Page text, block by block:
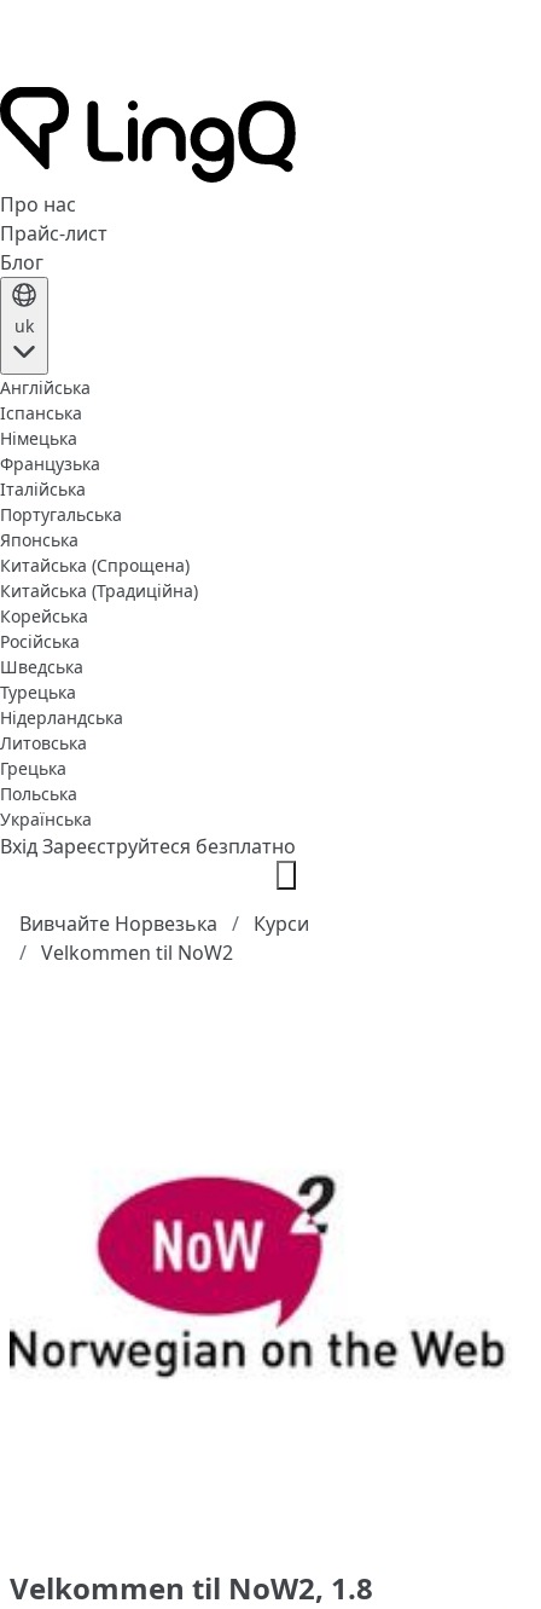
Про нас
Прайс-лист
Блог
uk
Англійська
Іспанська
Німецька
Французька
Італійська
Португальська
Японська
Китайська (Спрощена)
Китайська (Традиційна)
Корейська
Російська
Шведська
Турецька
Нідерландська
Литовська
Грецька
Польська
Українська
ВхідЗареєструйтеся безплатно
Вивчайте Норвезька
Курси
Velkommen til NoW2
Velkommen til NoW2, 1.8